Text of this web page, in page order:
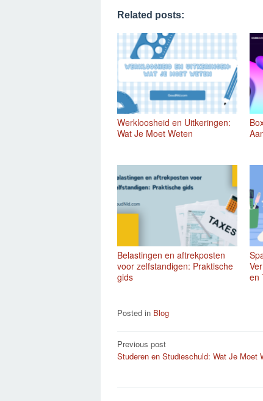
Related posts:
Werkloosheid en Uitkeringen:
Wat Je Moet Weten
Belastingen en aftrekposten
voor zelfstandigen: Praktische
gids
en
Posted in Blog
Post
navigation
Previous post
Studeren en Studieschuld: Wat Je Moet